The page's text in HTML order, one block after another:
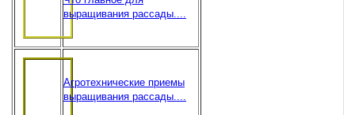
выращивания рассады....
Агротехнические приемы
выращивания рассады....